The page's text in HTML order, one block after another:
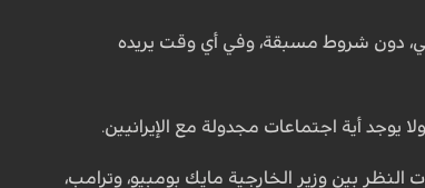
دون شروط مسبقة، وفي أي وقت يريده
يوجد أية اجتماعات مجدولة مع الإيرانيين.
بين وزير الخارجية مايك بومبيو، وترامب،